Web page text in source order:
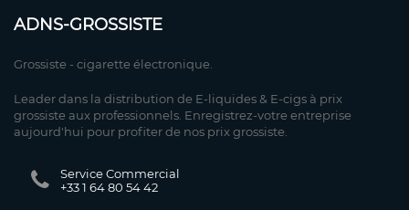
ADNS-GROSSISTE
Grossiste - cigarette électronique.
Leader dans la distribution de E-liquides & E-cigs à prix
grossiste aux professionnels. Enregistrez-votre entreprise
aujourd'hui pour profiter de nos prix grossiste.
Service Commercial
+33 1 64 80 54 42